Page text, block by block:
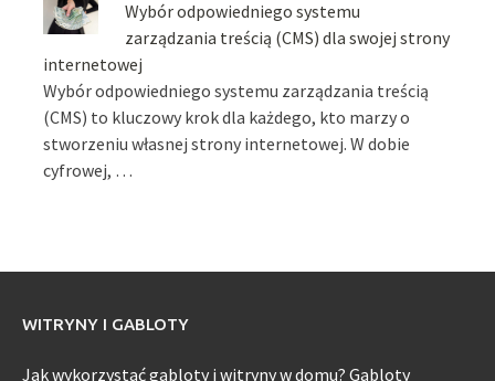
Wybór odpowiedniego systemu
zarządzania treścią (CMS) dla swojej strony
internetowej
Wybór odpowiedniego systemu zarządzania treścią
(CMS) to kluczowy krok dla każdego, kto marzy o
stworzeniu własnej strony internetowej. W dobie
cyfrowej, …
WITRYNY I GABLOTY
Jak wykorzystać gabloty i witryny w domu? Gabloty